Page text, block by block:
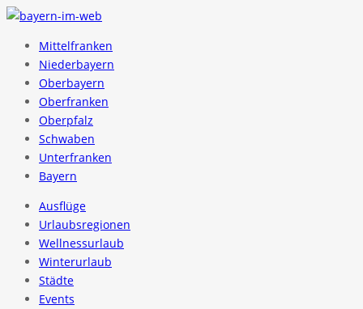
Mittelfranken
Niederbayern
Oberbayern
Oberfranken
Oberpfalz
Schwaben
Unterfranken
Bayern
Ausflüge
Urlaubsregionen
Wellnessurlaub
Winterurlaub
Städte
Events